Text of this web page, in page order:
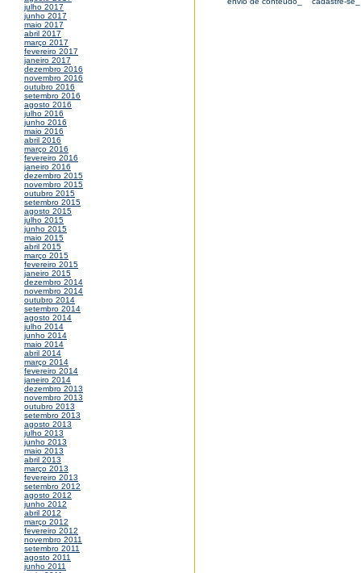
julho 2017
junho 2017
maio 2017
abril 2017
março 2017
fevereiro 2017
janeiro 2017
dezembro 2016
novembro 2016
outubro 2016
setembro 2016
agosto 2016
julho 2016
junho 2016
maio 2016
abril 2016
março 2016
fevereiro 2016
janeiro 2016
dezembro 2015
novembro 2015
outubro 2015
setembro 2015
agosto 2015
julho 2015
junho 2015
maio 2015
abril 2015
março 2015
fevereiro 2015
janeiro 2015
dezembro 2014
novembro 2014
outubro 2014
setembro 2014
agosto 2014
julho 2014
junho 2014
maio 2014
abril 2014
março 2014
fevereiro 2014
janeiro 2014
dezembro 2013
novembro 2013
outubro 2013
setembro 2013
agosto 2013
julho 2013
junho 2013
maio 2013
abril 2013
março 2013
fevereiro 2013
setembro 2012
agosto 2012
junho 2012
abril 2012
março 2012
fevereiro 2012
novembro 2011
setembro 2011
agosto 2011
junho 2011